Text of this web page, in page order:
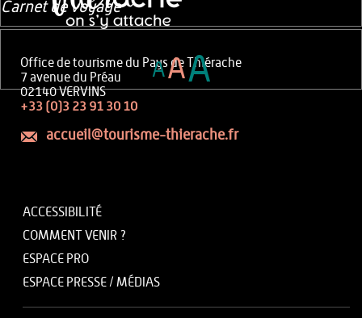
Office de tourisme du Pays de Thiérache
7 avenue du Préau
02140 VERVINS
+33 (0)3 23 91 30 10
accueil@tourisme-thierache.fr
ACCESSIBILITÉ
COMMENT VENIR ?
ESPACE PRO
ESPACE PRESSE / MÉDIAS
Carnet de voyage
AAA